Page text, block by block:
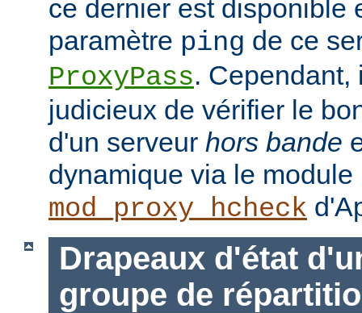
ce dernier est disponible
paramètre ping de ce
ProxyPass. Cependant,
judicieux de vérifier le
d'un serveur hors bande
dynamique via le module
mod_proxy_hcheck
Drapeaux d'état
groupe de